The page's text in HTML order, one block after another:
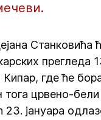
Станковића
прегледа
Кипар, где ће
тога црвено-бели
23. јануара